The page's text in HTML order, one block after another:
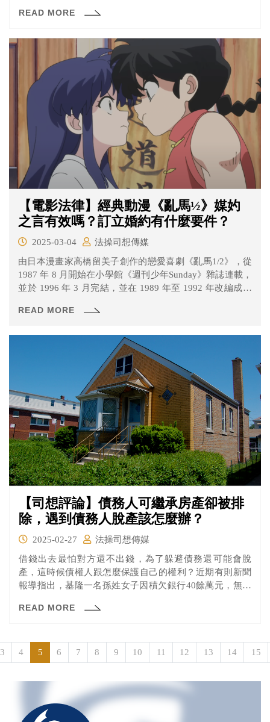
READ MORE
【電影法律】經典動漫《亂馬½》媒妁
之言有效嗎？訂立婚約有什麼要件？
2025-03-04
法操司想傳媒
由日本漫畫家高橋留美子創作的戀愛喜劇《亂馬1/2》，從
1987 年 8 月開始在小學館《週刊少年Sunday》雜誌連載，
並於 1996 年 3 月完結，並在 1989 年至 1992 年改編成電
意。
READ MORE
【司想評論】債務人可繼承房產卻被排
除，遇到債務人脫產該怎麼辦？
2025-02-27
法操司想傳媒
借錢出去最怕對方還不出錢，為了躲避債務還可能會脫
產，這時候債權人跟怎麼保護自己的權利？近期有則新聞
報導指出，基隆一名孫姓女子因積欠銀行40餘萬元，無力
給孫女的另外三名手足，認為債權受損，向法院訴請撤銷
償行為」，且無從排除死者遺願或遺產管理，駁回告訴。
READ MORE
3 4 5 6 7 8 9 10 11 12 13 14 15